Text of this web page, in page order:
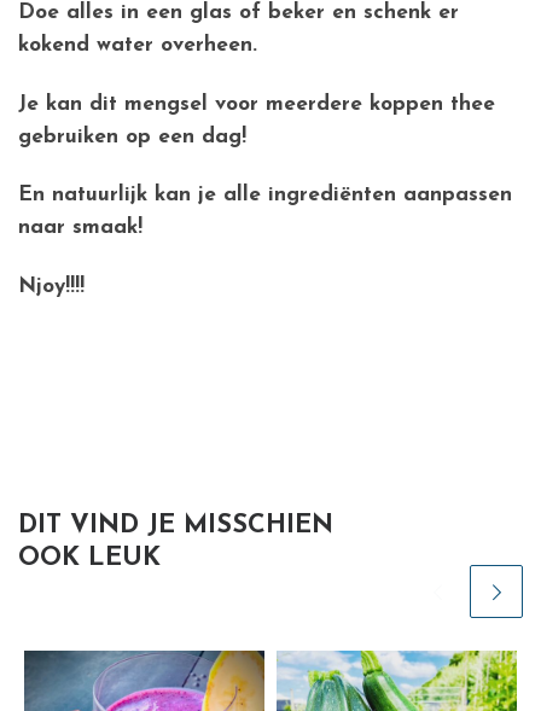
Doe alles in een glas of beker en schenk er
kokend water overheen.
Je kan dit mengsel voor meerdere koppen thee
gebruiken op een dag!
En natuurlijk kan je alle ingrediënten aanpassen
naar smaak!
Njoy!!!!
DIT VIND JE MISSCHIEN
OOK LEUK